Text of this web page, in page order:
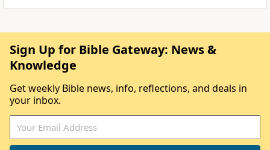
Sign Up for Bible Gateway: News &
Knowledge
Get weekly Bible news, info, reflections, and deals in
your inbox.